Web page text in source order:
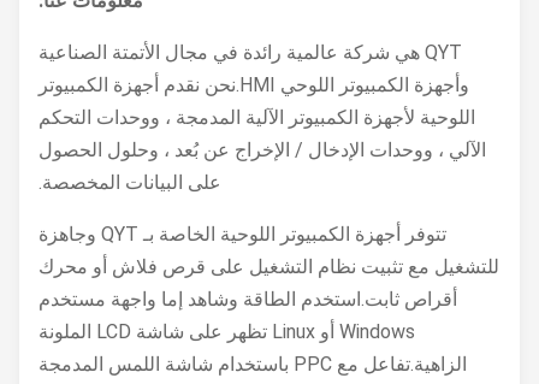
QYT هي شركة عالمية رائدة في مجال الأتمتة الصناعية
وأجهزة الكمبيوتر اللوحي HMI.نحن نقدم أجهزة الكمبيوتر
اللوحية لأجهزة الكمبيوتر الآلية المدمجة ، ووحدات التحكم
الآلي ، ووحدات الإدخال / الإخراج عن بُعد ، وحلول الحصول
على البيانات المخصصة.
تتوفر أجهزة الكمبيوتر اللوحية الخاصة بـ QYT وجاهزة
للتشغيل مع تثبيت نظام التشغيل على قرص فلاش أو محرك
أقراص ثابت.استخدم الطاقة وشاهد إما واجهة مستخدم
Windows أو Linux تظهر على شاشة LCD الملونة
الزاهية.تفاعل مع PPC باستخدام شاشة اللمس المدمجة